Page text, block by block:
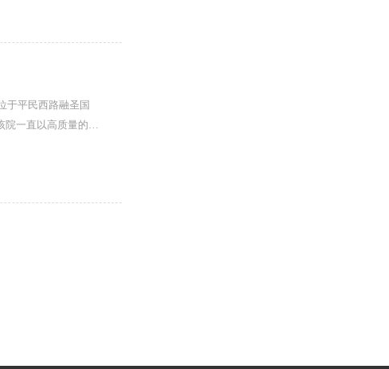
平民西路融圣国
院一直以高质量的服